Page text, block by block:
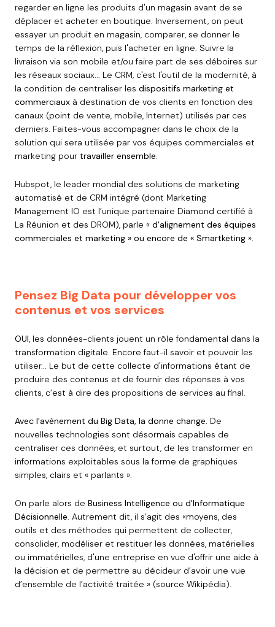
regarder en ligne les produits d'un magasin avant de se
déplacer et acheter en boutique. Inversement, on peut
essayer un produit en magasin, comparer, se donner le
temps de la réflexion, puis l'acheter en ligne. Suivre la
livraison via son mobile et/ou faire part de ses déboires sur
les réseaux sociaux... Le CRM, c'est l'outil de la modernité, à
la condition de centraliser les dispositifs marketing et
commerciaux à destination de vos clients en fonction des
canaux (point de vente, mobile, Internet) utilisés par ces
derniers. Faites-vous accompagner dans le choix de la
solution qui sera utilisée par vos équipes commerciales et
marketing pour travailler ensemble.
Hubspot, le leader mondial des solutions de marketing
automatisé et de CRM intégré (dont Marketing
Management IO est l’unique partenaire Diamond certifié à
La Réunion et des DROM), parle « d'alignement des équipes
commerciales et marketing » ou encore de « Smartketing ».
Pensez Big Data pour développer vos
contenus et vos services
OUI, les données-clients jouent un rôle fondamental dans la
transformation digitale. Encore faut-il savoir et pouvoir les
utiliser... Le but de cette collecte d'informations étant de
produire des contenus et de fournir des réponses à vos
clients, c’est à dire des propositions de services au final.
Avec l'avènement du Big Data, la donne change. De
nouvelles technologies sont désormais capables de
centraliser ces données, et surtout, de les transformer en
informations exploitables sous la forme de graphiques
simples, clairs et « parlants ».
On parle alors de Business Intelligence ou d'Informatique
Décisionnelle. Autrement dit, il s’agit des «moyens, des
outils et des méthodes qui permettent de collecter,
consolider, modéliser et restituer les données, matérielles
ou immatérielles, d'une entreprise en vue d'offrir une aide à
la décision et de permettre au décideur d’avoir une vue
d’ensemble de l’activité traitée » (source Wikipédia).